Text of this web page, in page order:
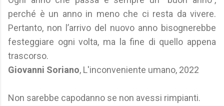
perché è un anno in meno che ci resta da vivere.
Pertanto, non l’arrivo del nuovo anno bisognerebbe
festeggiare ogni volta, ma la fine di quello appena
trascorso.
Giovanni Soriano, L'inconveniente umano, 2022
Non sarebbe capodanno se non avessi rimpianti.